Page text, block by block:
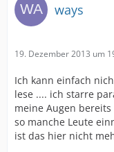
ways
19. Dezember 2013 um
Ich kann einfach
lese .... ich starre
meine Augen
so manche Leute
ist das hier nicht